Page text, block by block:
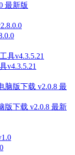
最新版
v4.3.5.21
版下载 v2.0.8 最新